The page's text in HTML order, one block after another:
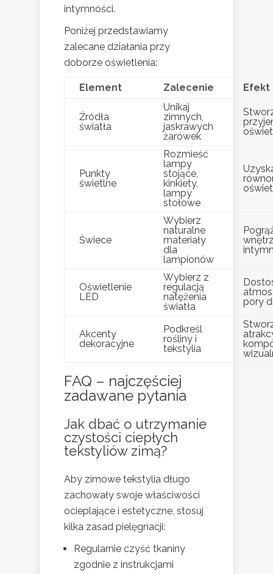
intymności.
Poniżej przedstawiamy
zalecane działania przy
doborze oświetlenia:
Element Zalecenie Efekt
Źródła
światła
Unikaj
zimnych,
jaskrawych
żarówek
Punkty
świetlne
Rozmieść
lampy
stojące,
kinkiety,
lampy
stołowe
Świece
Wybierz
naturalne
materiały
dla
lampionów
Oświetlenie
LED
Wybierz z
regulacją
natężenia
światła
pory
Akcenty
dekoracyjne
Podkreśl
rośliny i
tekstylia
FAQ – najczęściej
zadawane pytania
Jak dbać o utrzymanie
czystości ciepłych
tekstyliów zimą?
Aby zimowe tekstylia długo
zachowały swoje właściwości
ocieplające i estetyczne, stosuj
kilka zasad pielęgnacji:
Regularnie czyść tkaniny
zgodnie z instrukcjami